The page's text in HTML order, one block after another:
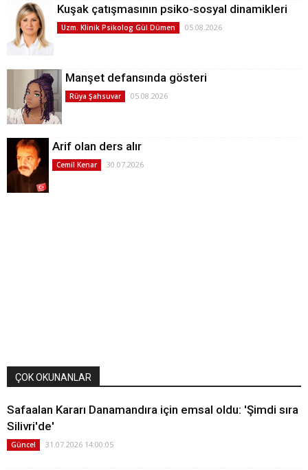
Kuşak çatışmasının psiko-sosyal dinamikleri
Uzm. Klinik Psikolog Gül Dümen 05.08.2026
Manşet defansında gösteri
Rüya Şahsuvar 05.08.2026
Arif olan ders alır
Cemil Kenar 30.07.2026
ÇOK OKUNANLAR
Safaalan Kararı Danamandıra için emsal oldu: 'Şimdi sıra
Silivri'de'
Güncel 31.07.2026 14:00:05